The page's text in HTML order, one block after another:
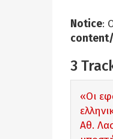
Notice:
3
«Οι
Αθ.